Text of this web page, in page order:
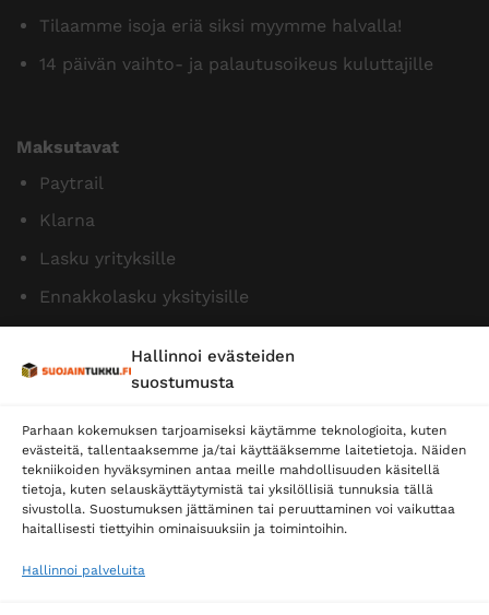
Hallinnoi evästeiden
suostumusta
Parhaan kokemuksen tarjoamiseksi käytämme teknologioita, kuten
evästeitä, tallentaaksemme ja/tai käyttääksemme laitetietoja. Näiden
tekniikoiden hyväksyminen antaa meille mahdollisuuden käsitellä
tietoja, kuten selauskäyttäytymistä tai yksilöllisiä tunnuksia tällä
sivustolla. Suostumuksen jättäminen tai peruuttaminen voi vaikuttaa
haitallisesti tiettyihin ominaisuuksiin ja toimintoihin.
Hallinnoi palveluita
Tilaamme isoja eriä siksi myymme halvalla!
14 päivän vaihto- ja palautusoikeus kuluttajille
Maksutavat
Paytrail
Klarna
Lasku yrityksille
Ennakkolasku yksityisille
Toimitustavat
Posti
Matkahuolto